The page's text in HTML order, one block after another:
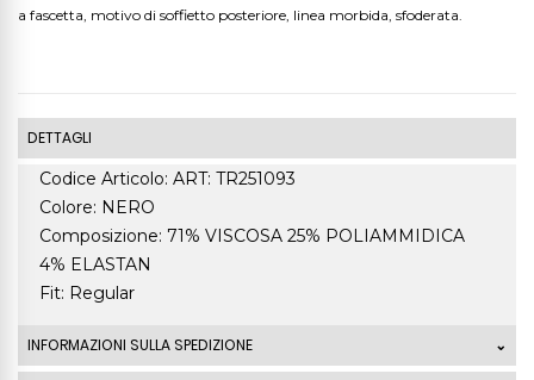
a fascetta, motivo di soffietto posteriore, linea morbida, sfoderata.
DETTAGLI
Codice Articolo: ART: TR251093
Colore: NERO
Composizione: 71% VISCOSA 25% POLIAMMIDICA
4% ELASTAN
Fit: Regular
INFORMAZIONI SULLA SPEDIZIONE